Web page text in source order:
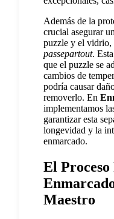
Además de la
crucial asegurar
puzzle y el vidrio,
passepartout.
que el puzzle se
cambios de
podría causar
removerlo. En
implementamos
garantizar esta
longevidad y la
enmarcado.
El
Maestro